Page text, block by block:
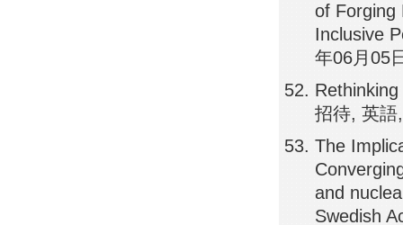
of Forging
Inclusive
年06月05
招待, 英語
The
and
Swedish